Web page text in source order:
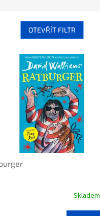
OTEVŘÍT FILTR
Skladem